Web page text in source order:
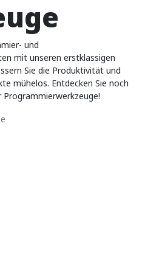
und
mit unseren erstklassigen
Sie die Produktivität und
mühelos. Entdecken Sie noch